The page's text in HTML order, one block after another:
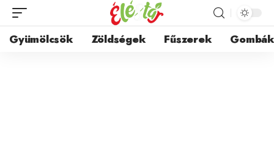
Gyümölcsök Zöldségek Fűszerek Gombák